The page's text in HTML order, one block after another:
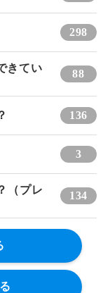
298
きてい
88
136
3
（プレ
134